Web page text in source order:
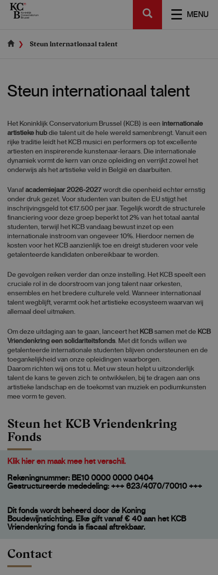
Skip
MENU
SEARCH
Steun internationaal talent
Steun internationaal talent
Het Koninklijk Conservatorium Brussel (KCB) is een internationale
artistieke hub die talent uit de hele wereld samenbrengt. Vanuit een
rijke traditie leidt het KCB musici en performers op tot excellente
artiesten en inspirerende kunstenaar-leraars. Die internationale
dynamiek vormt de kern van onze opleiding en verrijkt zowel het
onderwijs als het artistieke veld in België en daarbuiten.
Vanaf academiejaar 2026-2027 wordt die openheid echter ernstig
onder druk gezet. Voor studenten van buiten de EU stijgt het
inschrijvingsgeld tot €17.500 per jaar. Tegelijk wordt de structurele
financiering voor deze groep beperkt tot 2% van het totaal aantal
studenten, terwijl het KCB vandaag bewust inzet op een
internationale instroom van ongeveer 10%. Hierdoor nemen de
kosten voor het KCB aanzienlijk toe en dreigt studeren voor vele
getalenteerde kandidaten onbereikbaar te worden.
De gevolgen reiken verder dan onze instelling. Het KCB speelt een
cruciale rol in de doorstroom van jong talent naar orkesten,
ensembles en het bredere culturele veld. Wanneer internationaal
talent wegblijft, verarmt ook het artistieke ecosysteem waarvan wij
allemaal deel uitmaken.
Om deze uitdaging aan te gaan, lanceert het KCBsamen met de KCB
Vriendenkring een solidariteitsfonds. Met dit fonds willen we
getalenteerde internationale studenten blijven ondersteunen en de
toegankelijkheid van onze opleidingen waarborgen.
Daarom richten wij ons tot u. Met uw steun helpt u uitzonderlijk
talent de kans te geven zich te ontwikkelen, bij te dragen aan ons
artistieke landschap en de toekomst van muziek en podiumkunsten
mee vorm te geven.
Steun het KCB Vriendenkring
Fonds
Klik hier en maak mee het verschil.
Rekeningnummer: BE10 0000 0000 0404
Gestructureerde mededeling: +++ 623/4070/70010 +++
Dit fonds wordt beheerd door de Koning
Boudewijnstichting. Elke gift vanaf € 40 aan het KCB
Vriendenkring fonds is fiscaal aftrekbaar.
Contact